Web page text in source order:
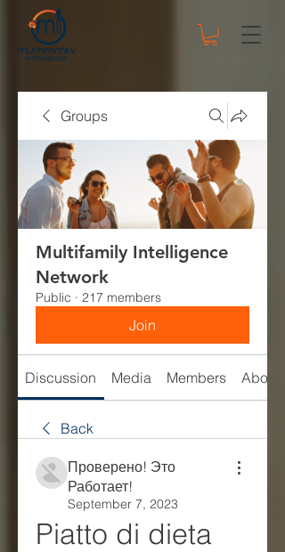
Groups
Multifamily Intelligence
Network
Public · 217 members
Join
Discussion Media Members About
Back
Проверено! Это
Работает!
September 7, 2023
Piatto di dieta